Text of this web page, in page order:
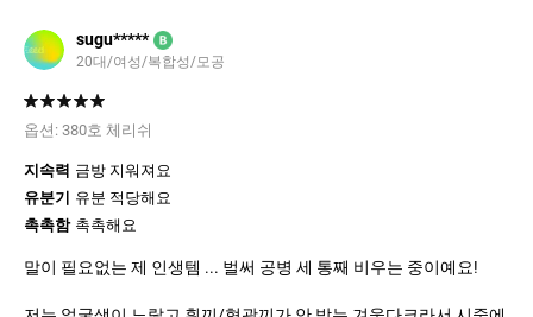
발라야 한다는 점이 있었어요…
하지만 너무 예뻐서 감수하고 맨날 쓰긴 해요^^
생얼에 발라도 예쁘고 메이크업 좀 연하게 했을 때는 하나만 발라도
예쁘고 베이스립 바르고 위에 레이어드 해도 예뻐요!!!
너무 만족스러운 구매라 말이 길었네요… 어쨌든 립제품 좋아하신다
sugu***** B
20대/여성/복합성/모공
옵션: 380호 체리쉬
지속력 금방 지워져요
유분기
유분 적당해요
촉촉함 촉촉해요
말이 필요없는 제 인생템 ... 벌써 공병 세 통째 비우는 중이예요!